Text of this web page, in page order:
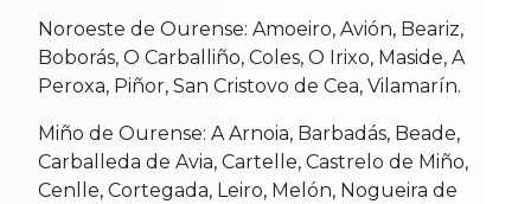
Noroeste de Ourense: Amoeiro, Avión, Beariz,
Boborás, O Carballiño, Coles, O Irixo, Maside, A
Peroxa, Piñor, San Cristovo de Cea, Vilamarín.
Miño de Ourense: A Arnoia, Barbadás, Beade,
Carballeda de Avia, Cartelle, Castrelo de Miño,
Cenlle, Cortegada, Leiro, Melón, Nogueira de